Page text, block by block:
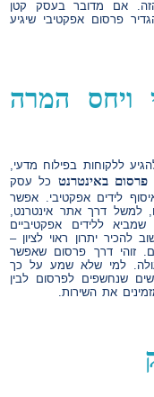
אם מדובר בעסק קטן
פרסום אפקטיבי שיגיע
ויחס המרה
ללקוחות בפילוח מדעי,
באינטרנט כל עסק
לידים אפקטיבי. אפשר
למשל דרך אתר אינטרנט,
ללידים אפקטיביים
יתרון ראוי לציון –
זוהי דרך פרסום שאפשר
למי שלא שמע על כך
שנחשפים לפרסום לבין
את השירות.